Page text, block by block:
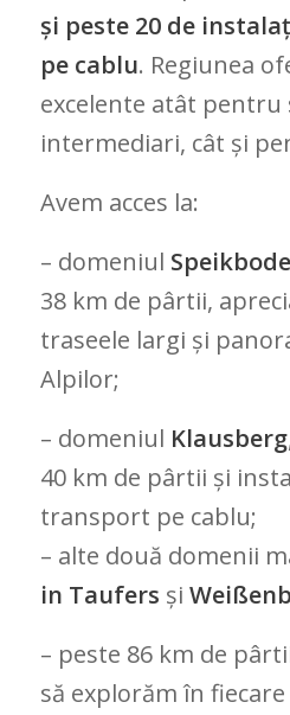
și peste 20 de
pe cablu. Regiunea
excelente atât pentru
intermediari, cât și
Avem acces la:
– domeniul
38 km de pârtii,
traseele largi și
Alpilor;
– domeniul Klausberg
40 km de pârtii și
transport pe cablu;
– alte două domenii
in Taufers și
– peste 86 km de
să explorăm în